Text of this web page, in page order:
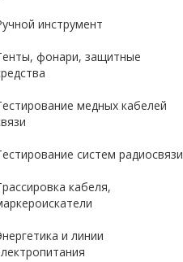
инструмент
фонари, защитные
медных кабелей
систем радиосвязи
кабеля,
и линии